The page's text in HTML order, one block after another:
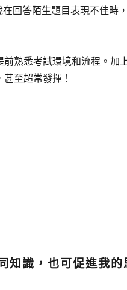
回答陌生題目表現不佳時
熟悉考試環境和流程。加
至超常發揮！
知識，也可促進我的